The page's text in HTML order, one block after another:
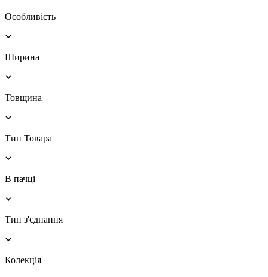
Особливість
Ширина
Товщина
Тип Товара
В пачці
Тип з'єднання
Колекція